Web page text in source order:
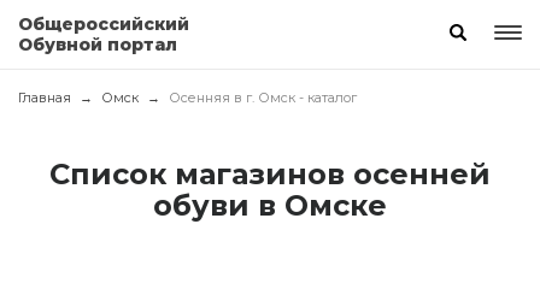
Общероссийский
Обувной портал
Главная Омск Осенняя в г. Омск - каталог
Список магазинов осенней
обуви в Омске